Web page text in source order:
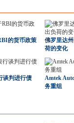
的货币政策
佛罗里达
荷的变化
谈判进行债
Amtek
务重组